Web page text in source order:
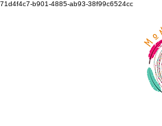
71d4f4c7-b901-4885-ab93-38f99c6524cc